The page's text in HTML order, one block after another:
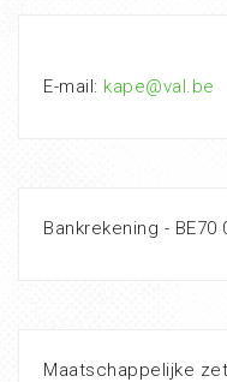
E-mail: kape@val.be
Bankrekening - BE70
Maatschappelijke